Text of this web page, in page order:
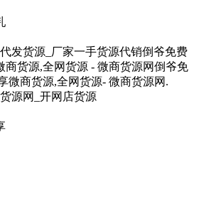
发货源_厂家一手货源代销倒爷免费
商货源,全网货源 - 微商货源网倒爷免
微商货源,全网货源- 微商货源网.
源网_开网店货源